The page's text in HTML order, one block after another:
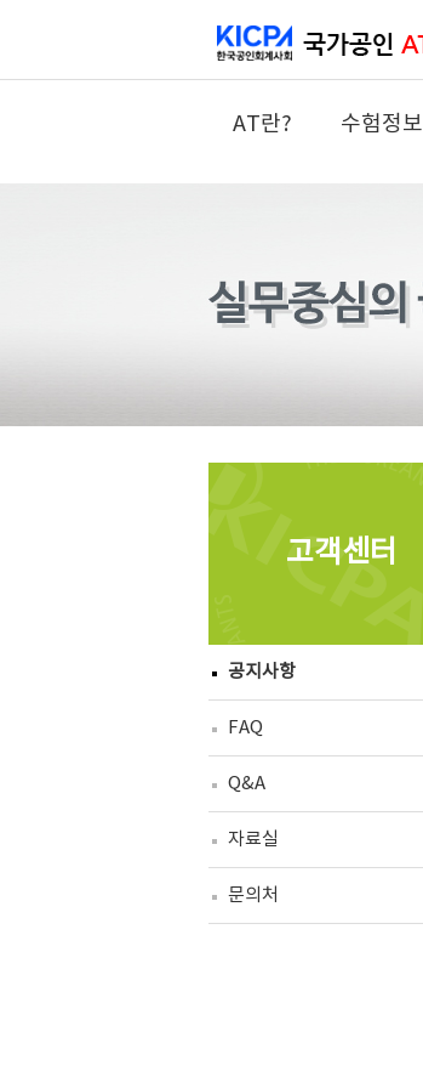
AT란? 수험정보
고객센터
공지사항
FAQ
Q&A
자료실
문의처